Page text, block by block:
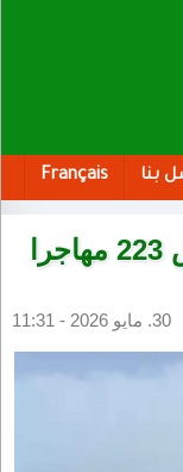
بنا Français
بينهم نساء وقُصر.. خفر السواحل تعترض 223 مهاجرا
30. مايو 2026 - 11:31